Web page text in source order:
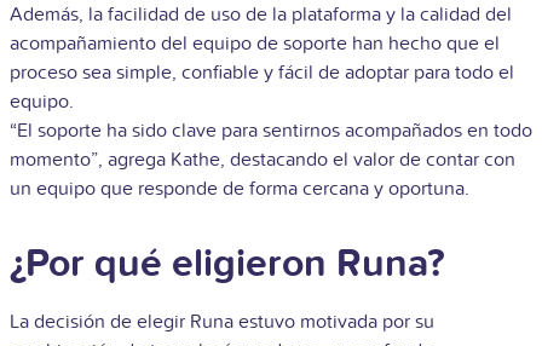
Además, la facilidad de uso de la plataforma y la calidad del
acompañamiento del equipo de soporte han hecho que el
proceso sea simple, confiable y fácil de adoptar para todo el
equipo.
“El soporte ha sido clave para sentirnos acompañados en todo
momento”, agrega Kathe, destacando el valor de contar con
un equipo que responde de forma cercana y oportuna.
¿Por qué eligieron Runa?
La decisión de elegir Runa estuvo motivada por su